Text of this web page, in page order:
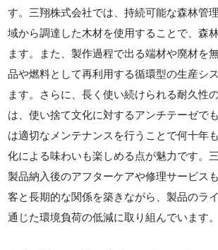
す。三翔株式会社では、持続可能な森林管
域から調達した木材を使用することで、森
ます。また、製作過程で出る端材や廃材を
品や燃料として再利用する循環型の生産シ
ます。さらに、長く使い続けられる耐久性
は、使い捨て文化に対するアンチテーゼで
は適切なメンテナンスを行うことで何十年
化による味わいも楽しめる点が魅力です。
製品納入後のアフターケアや修理サービス
客と長期的な関係を築きながら、製品のラ
通じた環境負荷の低減に取り組んでいます。